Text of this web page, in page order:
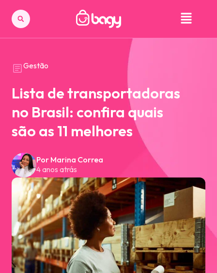
Gestão
Lista de transportadoras
no Brasil: confira quais
são as 11 melhores
Por Marina Correa
4 anos atrás